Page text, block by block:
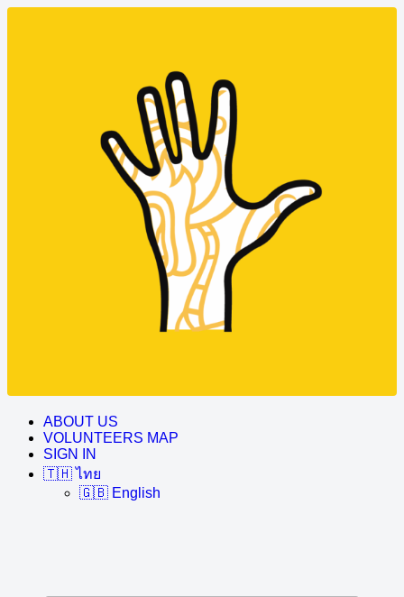
ABOUT US
VOLUNTEERS MAP
SIGN IN
🇹🇭 ไทย
🇬🇧 English